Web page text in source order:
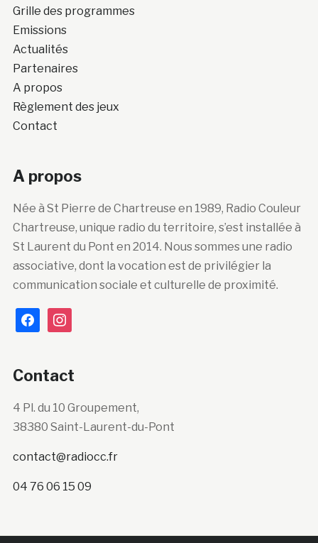
Grille des programmes
Emissions
Actualités
Partenaires
A propos
Règlement des jeux
Contact
A propos
Née à St Pierre de Chartreuse en 1989, Radio Couleur
Chartreuse, unique radio du territoire, s’est installée à
St Laurent du Pont en 2014. Nous sommes une radio
associative, dont la vocation est de privilégier la
communication sociale et culturelle de proximité.
facebookinstagram
Contact
4 Pl. du 10 Groupement,
38380 Saint-Laurent-du-Pont
contact@radiocc.fr
04 76 06 15 09